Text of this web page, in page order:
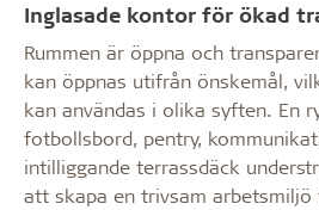
Inglasade kontor för ökad
Rummen är öppna och
kan öppnas utifrån önskemål,
kan användas i olika syften. En
fotbollsbord, pentry,
intilliggande terrassdäck
att skapa en trivsam